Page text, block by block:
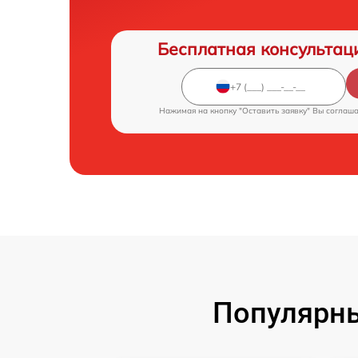
Бесплатная
Нажимая на кнопку "Оставить заявку" Вы